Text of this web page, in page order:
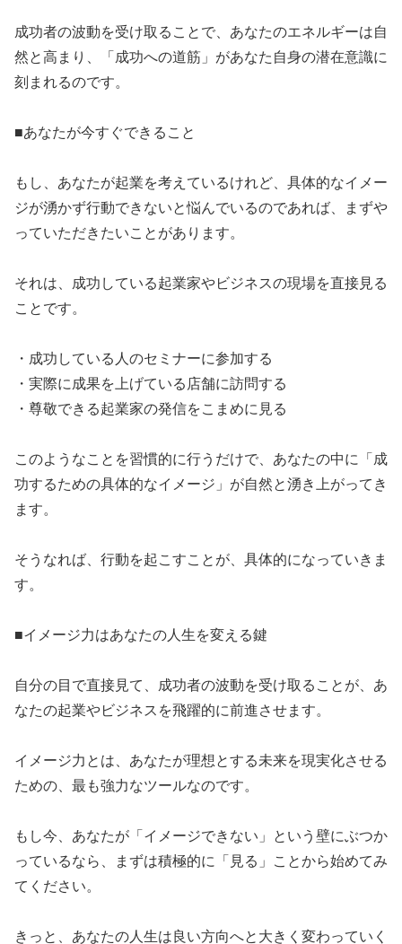
​成功者の波動を受け取ることで、あなたのエネルギーは自
然と高まり、「成功への道筋」があなた自身の潜在意識に
刻まれるのです。
​■あなたが今すぐできること
​もし、あなたが起業を考えているけれど、具体的なイメー
ジが湧かず行動できないと悩んでいるのであれば、まずや
っていただきたいことがあります。
​それは、成功している起業家やビジネスの現場を直接見る
ことです。
​・成功している人のセミナーに参加する
​・実際に成果を上げている店舗に訪問する
​・尊敬できる起業家の発信をこまめに見る
​このようなことを習慣的に行うだけで、あなたの中に「成
功するための具体的なイメージ」が自然と湧き上がってき
ます。
​そうなれば、行動を起こすことが、具体的になっていきま
す。
​■イメージ力はあなたの人生を変える鍵
​自分の目で直接見て、成功者の波動を受け取ることが、あ
なたの起業やビジネスを飛躍的に前進させます。
​イメージ力とは、あなたが理想とする未来を現実化させる
ための、最も強力なツールなのです。
​もし今、あなたが「イメージできない」という壁にぶつか
っているなら、まずは積極的に「見る」ことから始めてみ
てください。
​きっと、あなたの人生は良い方向へと大きく変わっていく